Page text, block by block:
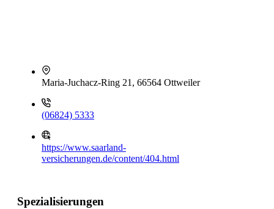
Maria-Juchacz-Ring 21, 66564 Ottweiler
(06824) 5333
https://www.saarland-
versicherungen.de/content/404.html
Spezialisierungen